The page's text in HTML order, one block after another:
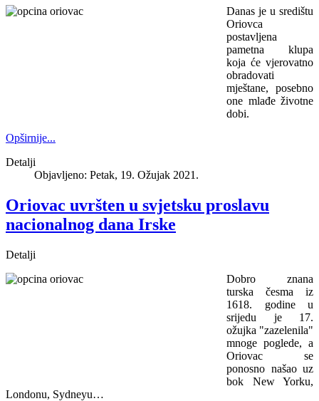
Danas je u središtu
Oriovca
postavljena
pametna klupa
koja će vjerovatno
obradovati
mještane, posebno
one mlađe životne
dobi.
Opširnije...
Detalji
Objavljeno: Petak, 19. Ožujak 2021.
Oriovac uvršten u svjetsku proslavu
nacionalnog dana Irske
Detalji
Dobro znana
turska česma iz
1618. godine u
srijedu je 17.
ožujka "zazelenila"
mnoge poglede, a
Oriovac se
ponosno našao uz
bok New Yorku,
Londonu, Sydneyu…